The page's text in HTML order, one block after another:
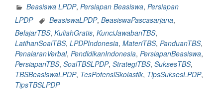
LPDP:
Soal
TBS
LPDP
Penalaran
Verbal
dan
Tipsnya “
Beasiswa LPDP, Persiapan Beasiswa, Persiapan
LPDP
BeasiswaLPDP, BeasiswaPascasarjana,
BelajarTBS, KuliahGratis, KunciJawabanTBS,
LatihanSoalTBS, LPDPIndonesia, MateriTBS, PanduanTBS,
PenalaranVerbal, PendidikanIndonesia, PersiapanBeasiswa,
PersiapanTBS, SoalTBSLPDP, StrategiTBS, SuksesTBS,
TBSBeasiswaLPDP, TesPotensiSkolastik, TipsSuksesLPDP,
TipsTBSLPDP